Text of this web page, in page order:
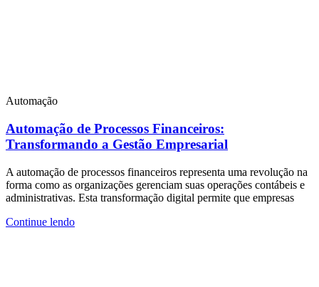
Automação
Automação de Processos Financeiros:
Transformando a Gestão Empresarial
A automação de processos financeiros representa uma revolução na
forma como as organizações gerenciam suas operações contábeis e
administrativas. Esta transformação digital permite que empresas
Continue lendo